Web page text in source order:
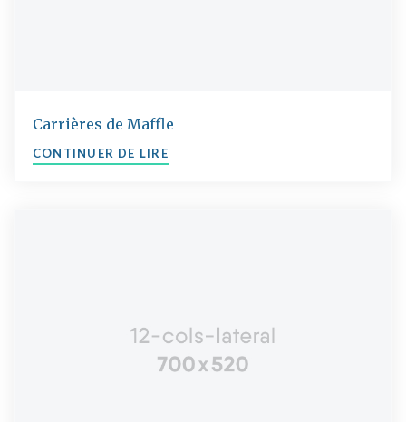
Carrières de Maffle
CONTINUER DE LIRE"CARRIÈRES DE MAFFLE"